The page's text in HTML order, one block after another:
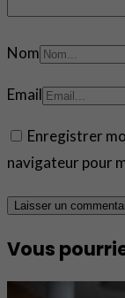
Nom
Email
Enregistrer
navigateur pour
Vous